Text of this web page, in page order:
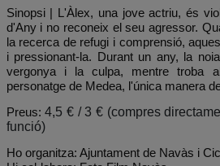
Sinopsi | L'Àlex, una jove actriu, és
d'Any i no reconeix el seu agressor.
la recerca de refugi i comprensió,
i pressionant-la. Durant un any, la
vergonya i la culpa, mentre troba
personatge de Medea, l'única manera
Preus:4,5 € / 3 € (compres
funció)
Ho organitza: Ajuntament de Navàs i